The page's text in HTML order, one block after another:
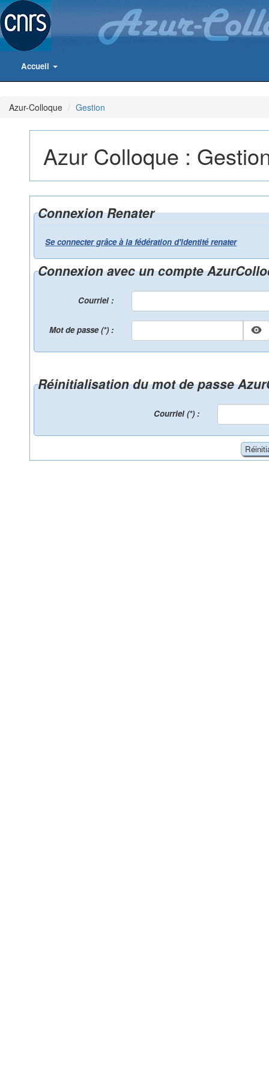
Azur-Colloque Gestion
Azur Colloque :
Accueil
Connexion Renater
Se connecter grâce à la fédération d'identité renater
Connexion avec un compte
Courriel :
Mot de passe (*) :
Réinitialisation du mot de passe
Courriel (*) :